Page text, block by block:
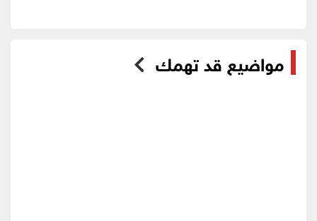
مواضيع قد تهمك